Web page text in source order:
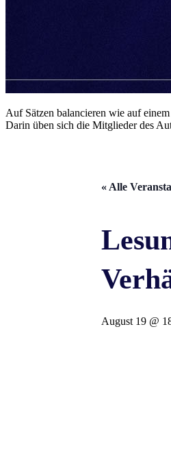
Auf Sätzen balancieren wie auf
Darin üben sich die Mitglieder des
« Alle
August 19 @